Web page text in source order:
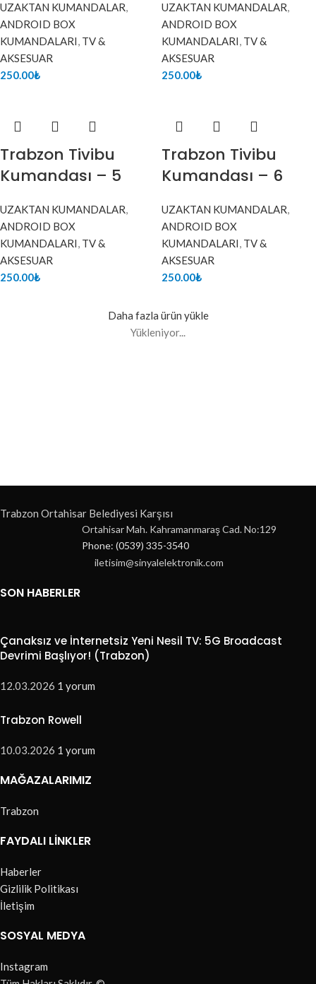
UZAKTAN KUMANDALAR,
ANDROID BOX
KUMANDALARI, TV &
AKSESUAR
250.00₺
UZAKTAN KUMANDALAR,
ANDROID BOX
KUMANDALARI, TV &
AKSESUAR
250.00₺
Trabzon Tivibu
Kumandası – 5
UZAKTAN KUMANDALAR,
ANDROID BOX
KUMANDALARI, TV &
AKSESUAR
250.00₺
Trabzon Tivibu
Kumandası – 6
UZAKTAN KUMANDALAR,
ANDROID BOX
KUMANDALARI, TV &
AKSESUAR
250.00₺
Daha fazla ürün yükle
Yükleniyor...
Trabzon Ortahisar Belediyesi Karşısı
Ortahisar Mah. Kahramanmaraş Cad. No:129
Phone: (0539) 335-3540
iletisim@sinyalelektronik.com
SON HABERLER
Çanaksız ve İnternetsiz Yeni Nesil TV: 5G Broadcast
Devrimi Başlıyor! (Trabzon)
12.03.2026 1 yorum
Trabzon Rowell
10.03.2026 1 yorum
MAĞAZALARIMIZ
Trabzon
FAYDALI LINKLER
Haberler
Gizlilik Politikası
İletişim
SOSYAL MEDYA
Instagram